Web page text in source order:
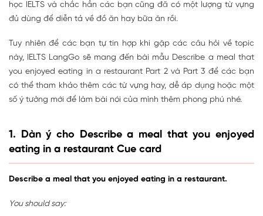
học IELTS và chắc hẳn các bạn cũng đã có một lượng từ vựng
đủ dùng để diễn tả về đồ ăn hay bữa ăn rồi.
Tuy nhiên để các bạn tự tin hợp khi gặp các câu hỏi về topic
này, IELTS LangGo sẽ mang đến bài mẫu Describe a meal that
you enjoyed eating in a restaurant Part 2 và Part 3 để các bạn
có thể tham khảo thêm các từ vựng hay, dễ áp dụng hoặc một
số ý tưởng mới để làm bài nói của mình thêm phong phú nhé.
1. Dàn ý cho Describe a meal that you enjoyed
eating in a restaurant Cue card
Describe a meal that you enjoyed eating in a restaurant.
You should say: